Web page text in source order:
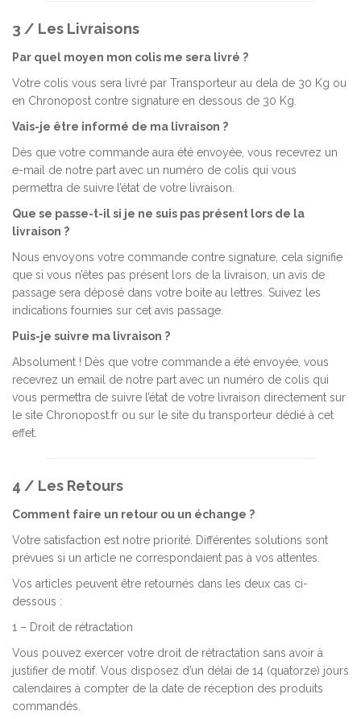
3 / Les Livraisons
Par quel moyen mon colis me sera livré ?
Votre colis vous sera livré par Transporteur au dela de 30 Kg ou
en Chronopost contre signature en dessous de 30 Kg.
Vais-je être informé de ma livraison ?
Dès que votre commande aura été envoyée, vous recevrez un
e-mail de notre part avec un numéro de colis qui vous
permettra de suivre l’état de votre livraison.
Que se passe-t-il si je ne suis pas présent lors de la
livraison ?
Nous envoyons votre commande contre signature, cela signifie
que si vous n’êtes pas présent lors de la livraison, un avis de
passage sera déposé dans votre boite au lettres. Suivez les
indications fournies sur cet avis passage.
Puis-je suivre ma livraison ?
Absolument ! Dès que votre commande a été envoyée, vous
recevrez un email de notre part avec un numéro de colis qui
vous permettra de suivre l’état de votre livraison directement sur
le site Chronopost.fr ou sur le site du transporteur dédié à cet
effet.
4 / Les Retours
Comment faire un retour ou un échange ?
Votre satisfaction est notre priorité. Différentes solutions sont
prévues si un article ne correspondaient pas à vos attentes.
Vos articles peuvent être retournés dans les deux cas ci-
dessous :
1 – Droit de rétractation
Vous pouvez exercer votre droit de rétractation sans avoir à
justifier de motif. Vous disposez d’un délai de 14 (quatorze) jours
calendaires à compter de la date de réception des produits
commandés.